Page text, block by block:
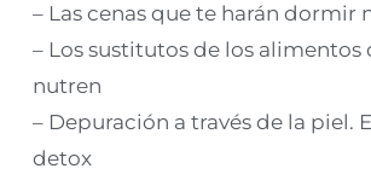
– Las cenas que te harán dormir
– Los sustitutos de los alimentos
nutren
– Depuración a través de la piel.
detox